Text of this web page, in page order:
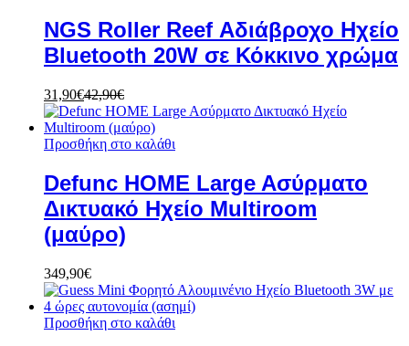
NGS Roller Reef Αδιάβροχο Ηχείο
Bluetooth 20W σε Κόκκινο χρώμα
31,90€42,90€
Προσθήκη στο καλάθι
Defunc HOME Large Aσύρματο
Δικτυακό Hχείο Multiroom
(μαύρο)
349,90€
Προσθήκη στο καλάθι